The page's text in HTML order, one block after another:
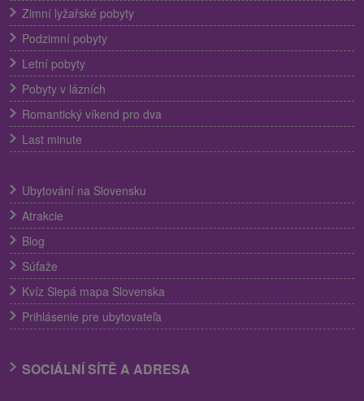
Zimní lyžařské pobyty
Podzimní pobyty
Letní pobyty
Pobyty v lázních
Romantický víkend pro dva
Last minute
Ubytování na Slovensku
Atrakcie
Blog
Súťaže
Kvíz Slepá mapa Slovenska
Prihlásenie pre ubytovateľa
SOCIÁLNÍ SÍTĚ A ADRESA